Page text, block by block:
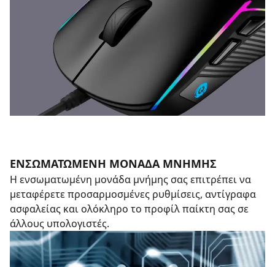
ΕΝΣΩΜΑΤΩΜΕΝΗ ΜΟΝΑΔΑ ΜΝΗΜΗΣ
Η ενσωματωμένη μονάδα μνήμης σας επιτρέπει να
μεταφέρετε προσαρμοσμένες ρυθμίσεις, αντίγραφα
ασφαλείας και ολόκληρο το προφίλ παίκτη σας σε
άλλους υπολογιστές.